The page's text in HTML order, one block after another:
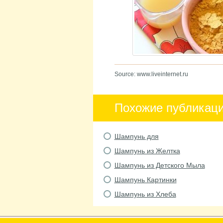
Source: www.liveinternet.ru
Похожие
Шампунь для
Шампунь из Желтка
Шампунь из Детского Мыла
Шампунь Картинки
Шампунь из Хлеба